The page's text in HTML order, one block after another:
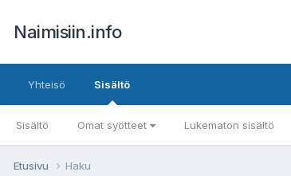
Naimisiin.info
Yhteisö Sisältö
Sisältö Omat syötteet Lukematon sisältö
Etusivu Haku